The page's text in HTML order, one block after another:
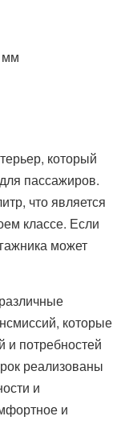
мм
который
пассажиров.
что является
классе. Если
может
которые
и потребностей
реализованы
и
и